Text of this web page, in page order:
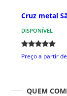
Cruz metal
DISPONÍVEL
Preço a partir de
QUEM